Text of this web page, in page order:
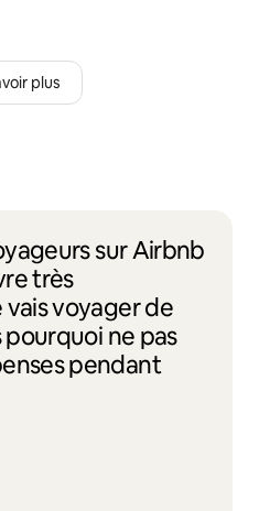
plus
sur Airbnb
très
voyager de
ne pas
pendant